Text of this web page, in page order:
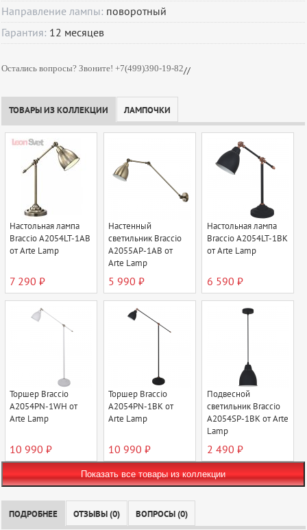
Направление лампы: поворотный
Гарантия: 12 месяцев
Остались вопросы? Звоните! +7(499)390-19-82//
ТОВАРЫ ИЗ КОЛЛЕКЦИИ ЛАМПОЧКИ
Настольная лампа
Braccio A2054LT-1AB
от Arte Lamp
7 290 ₽
Настенный
светильник Braccio
A2055AP-1AB от
Arte Lamp
5 990 ₽
Настольная лампа
Braccio A2054LT-1BK
от Arte Lamp
6 590 ₽
Торшер Braccio
A2054PN-1WH от
Arte Lamp
10 990 ₽
Торшер Braccio
A2054PN-1BK от
Arte Lamp
10 990 ₽
Подвесной
светильник Braccio
A2054SP-1BK от Arte
Lamp
2 490 ₽
Показать все товары из коллекции
ПОДРОБНЕЕ ОТЗЫВЫ (0) ВОПРОСЫ (0)